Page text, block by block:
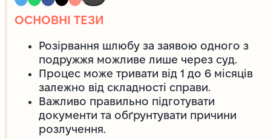
ОСНОВНІ ТЕЗИ
Розірвання шлюбу за заявою одного з
подружжя можливе лише через суд.
Процес може тривати від 1 до 6 місяців
залежно від складності справи.
Важливо правильно підготувати
документи та обґрунтувати причини
розлучення.